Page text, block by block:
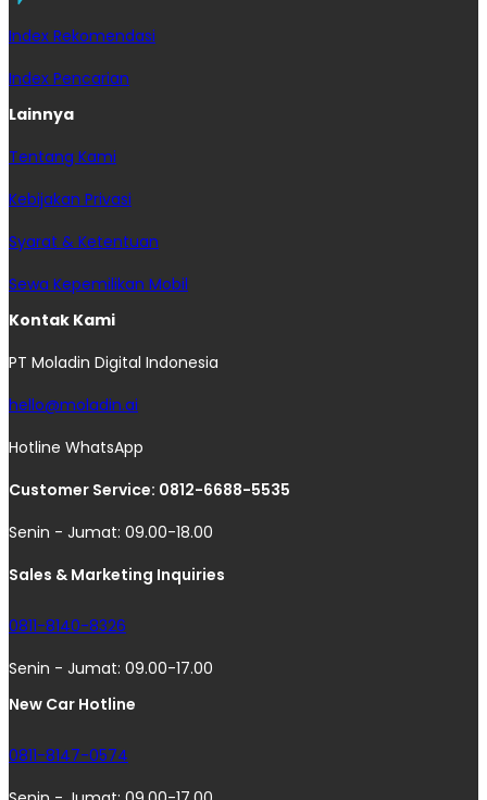
Index Rekomendasi
Index Pencarian
Lainnya
Tentang Kami
Kebijakan Privasi
Syarat & Ketentuan
Sewa Kepemilikan Mobil
Kontak Kami
PT Moladin Digital Indonesia
hello@moladin.ai
Hotline WhatsApp
Customer Service: 0812-6688-5535
Senin - Jumat: 09.00-18.00
Sales & Marketing Inquiries
0811-8140-8326
Senin - Jumat: 09.00-17.00
New Car Hotline
0811-8147-0574